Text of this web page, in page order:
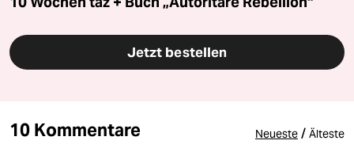
Jetzt bestellen
10 Kommentare Neueste / Älteste